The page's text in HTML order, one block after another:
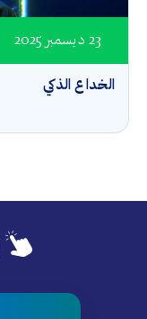
الخداع الذكي
23 ديسمبر 2025